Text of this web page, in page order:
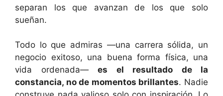
separan los que avanzan de los que solo
sueñan.
Todo lo que admiras —una carrera sólida, un
negocio exitoso, una buena forma física, una
vida ordenada— es el resultado de la
constancia, no de momentos brillantes. Nadie